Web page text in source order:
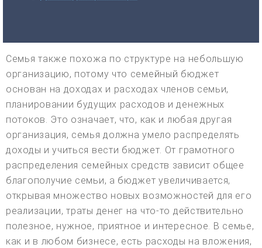
Семья также похожа по структуре на небольшую
организацию, потому что семейный бюджет
основан на доходах и расходах членов семьи,
планировании будущих расходов и денежных
потоков. Это означает, что, как и любая другая
организация, семья должна умело распределять
доходы и учиться вести бюджет. От грамотного
распределения семейных средств зависит общее
благополучие семьи, а бюджет увеличивается,
открывая множество новых возможностей для его
реализации, траты денег на что-то действительно
полезное, нужное, приятное и интересное. В семье,
как и в любом бизнесе, есть расходы на вложения,